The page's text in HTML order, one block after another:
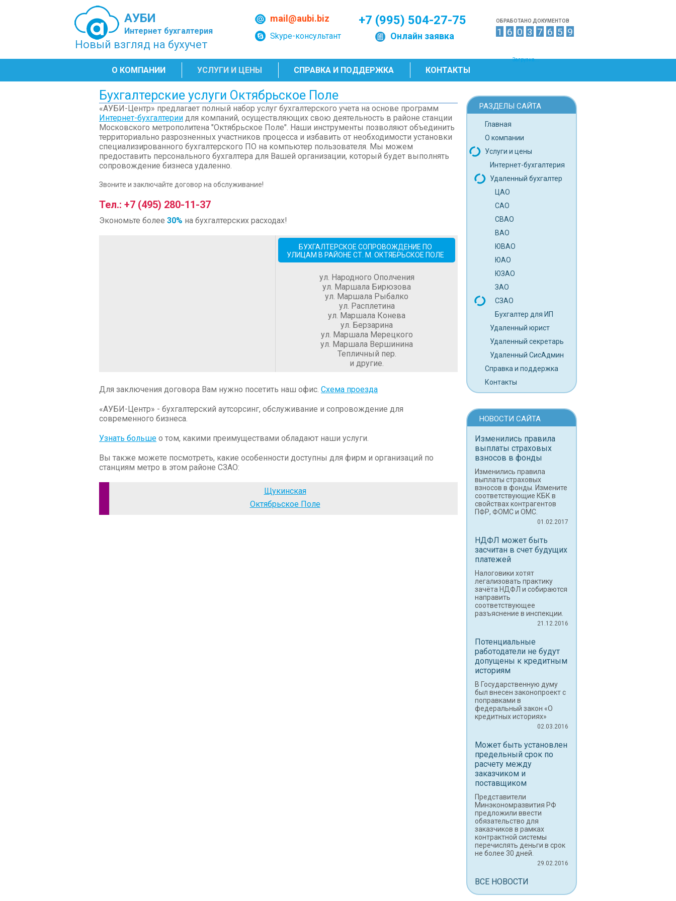
АУБИ
Интернет бухгалтерия
Новый взгляд на бухучет
mail@aubi.biz
Skype-консультант
+7 (995) 504-27-75
Онлайн заявка
ОБРАБОТАНО ДОКУМЕНТОВ
1 6 0 3 7 6 5 9
О КОМПАНИИ УСЛУГИ И ЦЕНЫ СПРАВКА И ПОДДЕРЖКА КОНТАКТЫ
Загрузка...
Бухгалтерские услуги Октябрьское Поле
«АУБИ-Центр» предлагает полный набор услуг бухгалтерского учета на основе программ
Интернет-бухгалтерии для компаний, осуществляющих свою деятельность в районе станции
Московского метрополитена "Октябрьское Поле". Наши инструменты позволяют объединить
территориально разрозненных участников процесса и избавить от необходимости установки
специализированного бухгалтерского ПО на компьютер пользователя. Мы можем
предоставить персонального бухгалтера для Вашей организации, который будет выполнять
сопровождение бизнеса удаленно.
Звоните и заключайте договор на обслуживание!
Тел.: +7 (495) 280-11-37
Экономьте более 30% на бухгалтерских расходах!
БУХГАЛТЕРСКОЕ СОПРОВОЖДЕНИЕ ПО
УЛИЦАМ В РАЙОНЕ СТ. М. ОКТЯБРЬСКОЕ ПОЛЕ
ул. Народного Ополчения
ул. Маршала Бирюзова
ул. Маршала Рыбалко
ул. Расплетина
ул. Маршала Конева
ул. Берзарина
ул. Маршала Мерецкого
ул. Маршала Вершинина
Тепличный пер.
и другие.
Для заключения договора Вам нужно посетить наш офис. Схема проезда
«АУБИ-Центр» - бухгалтерский аутсорсинг, обслуживание и сопровождение для
современного бизнеса.
Узнать больше о том, какими преимуществами обладают наши услуги.
Вы также можете посмотреть, какие особенности доступны для фирм и организаций по
станциям метро в этом районе СЗАО:
Щукинская
Октябрьское Поле
РАЗДЕЛЫ САЙТА
Главная
О компании
Услуги и цены
Интернет-бухгалтерия
Удаленный бухгалтер
ЦАО
САО
СВАО
ВАО
ЮВАО
ЮАО
ЮЗАО
ЗАО
СЗАО
Бухгалтер для ИП
Удаленный юрист
Удаленный секретарь
Удаленный СисАдмин
Справка и поддержка
Контакты
НОВОСТИ САЙТА
Изменились правила
выплаты страховых
взносов в фонды
Изменились правила
выплаты страховых
взносов в фонды. Измените
соответствующие КБК в
свойствах контрагентов
ПФР, ФОМС и ОМС.
01.02.2017
НДФЛ может быть
засчитан в счет будущих
платежей
Налоговики хотят
легализовать практику
зачёта НДФЛ и собираются
направить
соответствующее
разъяснение в инспекции.
21.12.2016
Потенциальные
работодатели не будут
допущены к кредитным
историям
В Государственную думу
был внесен законопроект с
поправками в
федеральный закон «О
кредитных историях»
02.03.2016
Может быть установлен
предельный срок по
расчету между
заказчиком и
поставщиком
Представители
Минэкономразвития РФ
предложили ввести
обязательство для
заказчиков в рамках
контрактной системы
перечислять деньги в срок
не более 30 дней.
29.02.2016
ВСЕ НОВОСТИ